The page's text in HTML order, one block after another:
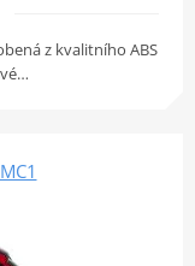
z kvalitního ABS